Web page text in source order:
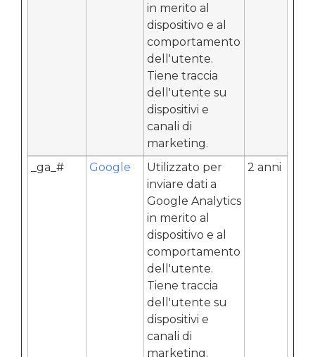
in merito al
dispositivo e al
comportamento
dell'utente.
Tiene traccia
dell'utente su
dispositivi e
canali di
marketing.
_ga_# Google
Utilizzato per
inviare dati a
Google Analytics
in merito al
dispositivo e al
comportamento
dell'utente.
Tiene traccia
dell'utente su
dispositivi e
canali di
marketing.
2 anni